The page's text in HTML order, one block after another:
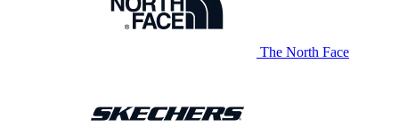
The North Face